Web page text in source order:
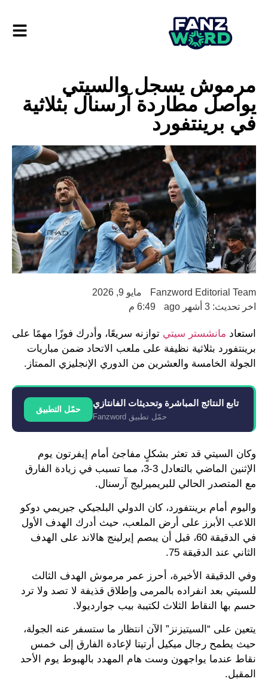
مرموش يسجل والسيتي
يواصل مطاردة آرسنال بثلاثية
في برينتفورد
Fanzword Editorial Team
مايو 9, 2026
اخر تحديث: 3 أشهر ago
6:49 م
استعاد مانشستر سيتي توازنه سريعًا، وأدرك فوزًا مهمًا على
برينتفورد بثلاثية نظيفة على ملعب الاتحاد ضمن مباريات
الجولة الخامسة والعشرين من الدوري الإنجليزي الممتاز.
تابع النتائج المباشرة وتحديثات الفانتازي
حمّل تطبيق Fanzword
حمّل التطبيق
وكان السيتي قد تعثر بشكلٍ مفاجئ أمام إيفرتون يوم
الإثنين الماضي بالتعادل 3-3، مما تسبب في زيادة الفارق
مع المتصدر الحالي للبريميرليج آرسنال.
واليوم أمام برينتفورد، كان الدولي البلجيكي جيريمي دوكو
اللاعب الأبرز على أرض الملعب، حيث أدرك الهدف الأول
في الدقيقة 60، قبل أن يبصم إيرلينج هالاند على الهدف
الثاني عند الدقيقة 75.
وفي الدقيقة الأخيرة، أحرز عمر مرموش الهدف الثالث
للسيتي بعد انفراده بالمرمى وإطلاق قذيفة لا تصد ولا ترد
حسم بها النقاط الثلاث لكتيبة بيب جوارديولا.
يتعين على “السيتيزنز” الآن انتظار ما ستسفر عنه الجولة،
حيث يطمح رجال ميكيل أرتيتا لإعادة الفارق إلى خمس
نقاط عندما يواجهون وست هام المهدد بالهبوط يوم الأحد
المقبل.